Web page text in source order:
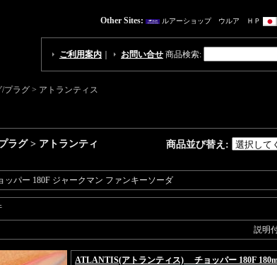
Other Sites:
ルアーショップ ウルア ＨＰ
ご利用案内 お問い合せ 商品検索:
プラグ > アトランティス
ラグ > アトランティ
商品並び替え :
ッパー 180F ジャークマン ファンキーソーダ
説明
ATLANTIS(アトランティス) チョッパー 180F